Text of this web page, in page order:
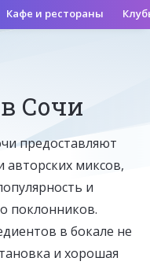
Кафе и рестораны
Сочи
предоставляют
авторских миксов,
и
поклонников.
в бокале не
и хорошая